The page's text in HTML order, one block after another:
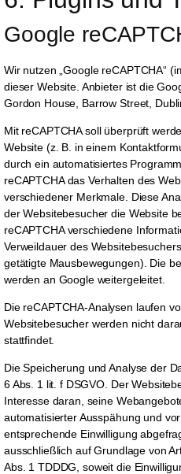
Google
Wir nutzen „Google reCAPTCHA“
dieser Website. Anbieter ist die
Gordon House, Barrow Street,
Mit reCAPTCHA soll überprüft
Website (z. B. in einem
durch ein automatisiertes
reCAPTCHA das Verhalten des
verschiedener Merkmale. Diese
der Websitebesucher die Website
reCAPTCHA verschiedene
Verweildauer des
getätigte Mausbewegungen). Die
werden an Google weitergeleitet.
Die reCAPTCHA-Analysen laufen
Websitebesucher werden nicht
stattfindet.
Die Speicherung und Analyse der
6 Abs. 1 lit. f DSGVO. Der
Interesse daran, seine
automatisierter Ausspähung und
entsprechende Einwilligung
ausschließlich auf Grundlage von
Abs. 1 TDDDG, soweit die